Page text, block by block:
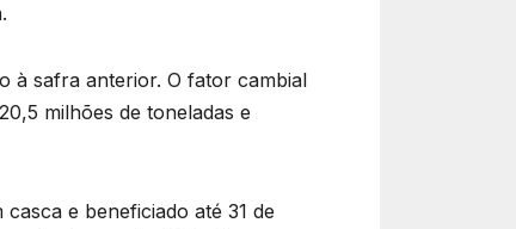
à safra anterior. O fator cambial
milhões de toneladas e
e beneficiado até 31 de